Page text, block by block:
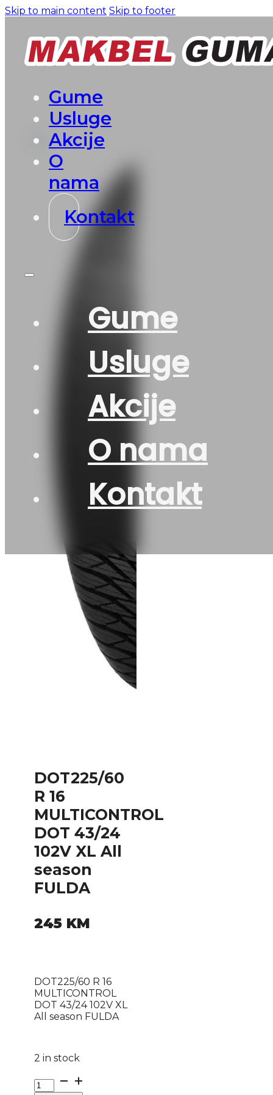
Skip to main content Skip to footer
Gume
Usluge
Akcije
O
nama
Kontakt
Gume
Usluge
Akcije
O nama
Kontakt
DOT225/60
R 16
MULTICONTROL
DOT 43/24
102V XL All
season
FULDA
245 KM
DOT225/60 R 16
MULTICONTROL
DOT 43/24 102V XL
All season FULDA
2 in stock
DOT225/60
R